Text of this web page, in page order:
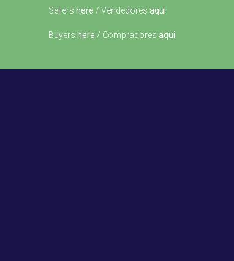
Sellers here / Vendedores aqui
Buyers here / Compradores aqui